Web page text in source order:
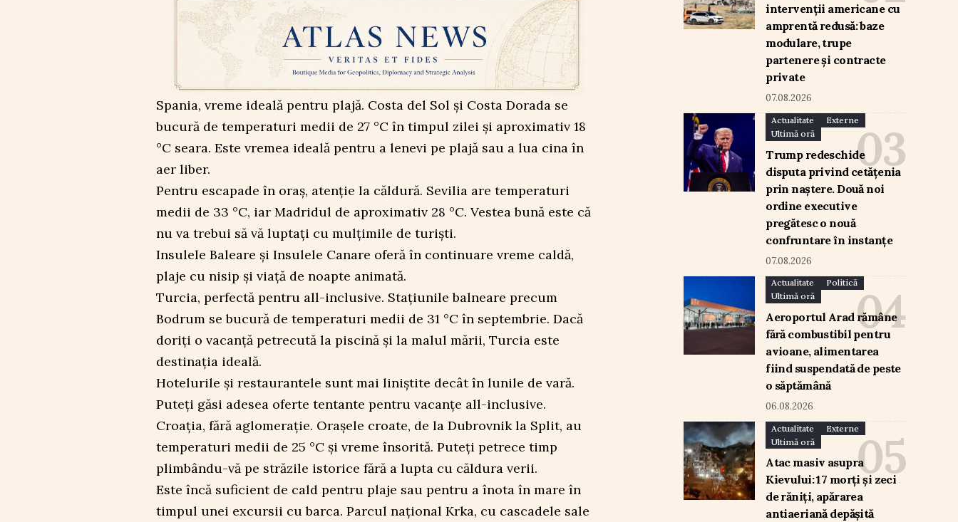
Spania, vreme ideală pentru plajă. Costa del Sol și Costa Dorada se
bucură de temperaturi medii de 27 °C în timpul zilei și aproximativ 18
°C seara. Este vremea ideală pentru a lenevi pe plajă sau a lua cina în
aer liber.
Pentru escapade în oraș, atenție la căldură. Sevilia are temperaturi
medii de 33 °C, iar Madridul de aproximativ 28 °C. Vestea bună este că
nu va trebui să vă luptați cu mulțimile de turiști.
Insulele Baleare și Insulele Canare oferă în continuare vreme caldă,
plaje cu nisip și viață de noapte animată.
Turcia, perfectă pentru all-inclusive. Stațiunile balneare precum
Bodrum se bucură de temperaturi medii de 31 °C în septembrie. Dacă
doriți o vacanță petrecută la piscină și la malul mării, Turcia este
destinația ideală.
Hotelurile și restaurantele sunt mai liniștite decât în lunile de vară.
Puteți găsi adesea oferte tentante pentru vacanțe all-inclusive.
Croația, fără aglomerație. Orașele croate, de la Dubrovnik la Split, au
temperaturi medii de 25 °C și vreme însorită. Puteți petrece timp
plimbându-vă pe străzile istorice fără a lupta cu căldura verii.
Este încă suficient de cald pentru plaje sau pentru a înota în mare în
timpul unei excursii cu barca. Parcul național Krka, cu cascadele sale
intervenții americane cu
amprentă redusă: baze
modulare, trupe
partenere și contracte
private
07.08.2026
Actualitate
Externe
Ultimă oră
Trump redeschide
disputa privind cetățenia
prin naștere. Două noi
ordine executive
pregătesc o nouă
confruntare în instanțe
07.08.2026
Actualitate
Politică
Ultimă oră
Aeroportul Arad rămâne
fără combustibil pentru
avioane, alimentarea
fiind suspendată de peste
o săptămână
06.08.2026
Actualitate
Externe
Ultimă oră
Atac masiv asupra
Kievului: 17 morți și zeci
de răniți, apărarea
antiaeriană depășită